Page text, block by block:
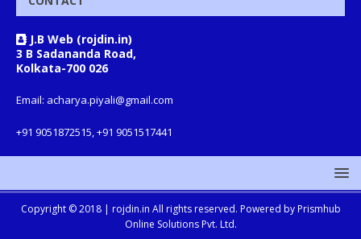
J.B Web (rojdin.in)
3 B Sadananda Road,
Kolkata-700 026
Email: acharya.piyali@gmail.com
+91 9051872515, +91 9051517441
Copyright © 2018 | rojdin.in All rights reserved. Powered by Prismhub
Online Solutions Pvt. Ltd.